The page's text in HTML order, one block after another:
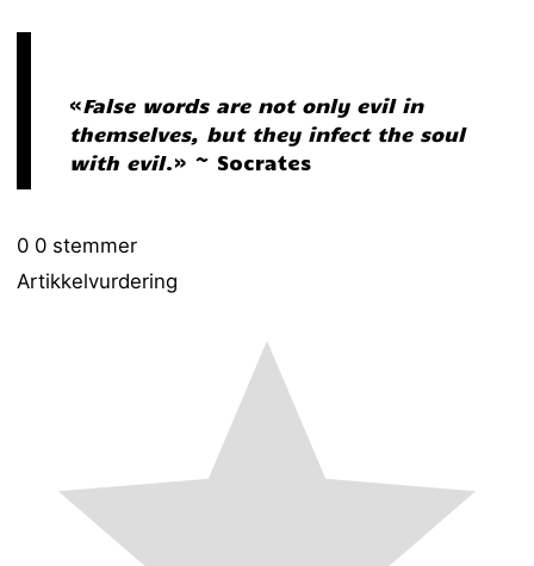
«False words are not only evil in
themselves, but they infect the soul
with evil.» ~ Socrates
0 0 stemmer
Artikkelvurdering